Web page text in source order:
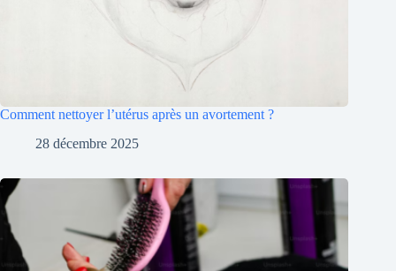
Comment nettoyer l’utérus après un avortement ?
28 décembre 2025